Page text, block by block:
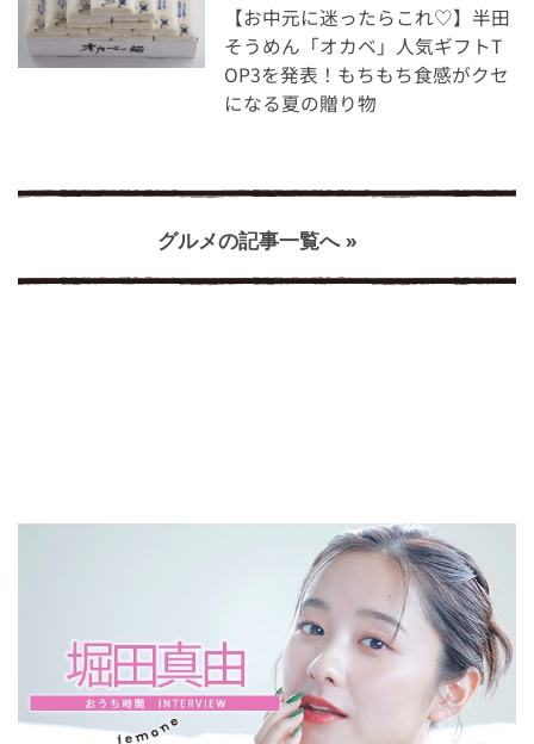
【お中元に迷ったらこれ♡】半田
そうめん「オカベ」人気ギフトT
OP3を発表！もちもち食感がクセ
になる夏の贈り物
グルメの記事一覧へ »